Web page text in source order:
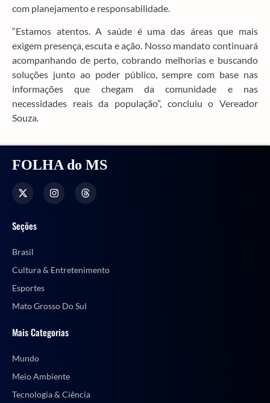
com planejamento e responsabilidade.
“Estamos atentos. A saúde é uma das áreas que mais
exigem presença, escuta e ação. Nosso mandato continuará
acompanhando de perto, cobrando melhorias e buscando
soluções junto ao poder público, sempre com base nas
informações que chegam da comunidade e nas
necessidades reais da população”, concluiu o Vereador
Souza.
FOLHA do MS
Seções
Brasil
Cultura & Entretenimento
Esportes
Mato Grosso Do Sul
Mais Categorias
Mundo
Meio Ambiente
Tecnologia & Ciência